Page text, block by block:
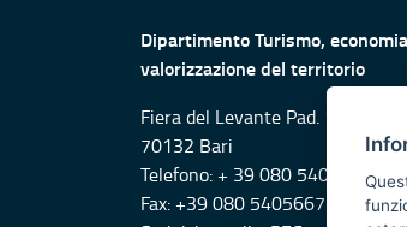
Dipartimento Turismo,
valorizzazione del territorio
Fiera del Levante Pad. 107,
70132 Bari
Telefono: + 39 080 5405615
Fax: +39 080 5405667